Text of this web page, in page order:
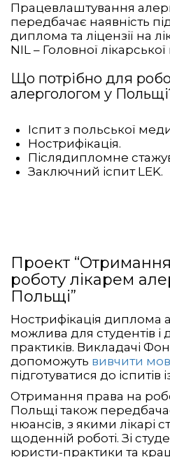
Працевлаштування
передбачає наявність
диплома та ліцензії на
NIL – Головної
Що потрібно для
алергологом у
Іспит з польської
Нострифікація.
Післядипломне
Заключний іспит LEK.
Проект
роботу лікарем
Польщі”
Нострифікація диплома
можлива для студентів і
практиків. Викладачі
допоможуть вивчити
підготуватися до іспитів
Отримання права на
Польщі також
нюансів, з якими лікарі
щоденній роботі. Зі
юристи-практики та